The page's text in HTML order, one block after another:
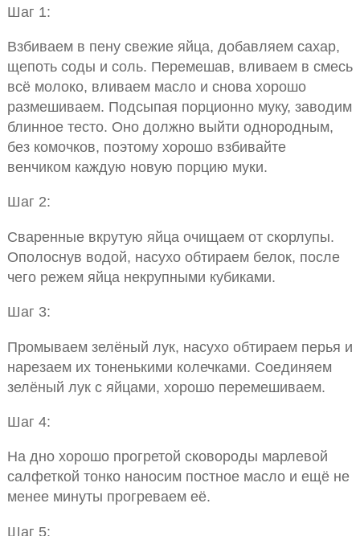
Шаг 1:
Взбиваем в пену свежие яйца, добавляем сахар,
щепоть соды и соль. Перемешав, вливаем в смесь
всё молоко, вливаем масло и снова хорошо
размешиваем. Подсыпая порционно муку, заводим
блинное тесто. Оно должно выйти однородным,
без комочков, поэтому хорошо взбивайте
венчиком каждую новую порцию муки.
Шаг 2:
Сваренные вкрутую яйца очищаем от скорлупы.
Ополоснув водой, насухо обтираем белок, после
чего режем яйца некрупными кубиками.
Шаг 3:
Промываем зелёный лук, насухо обтираем перья и
нарезаем их тоненькими колечками. Соединяем
зелёный лук с яйцами, хорошо перемешиваем.
Шаг 4:
На дно хорошо прогретой сковороды марлевой
салфеткой тонко наносим постное масло и ещё не
менее минуты прогреваем её.
Шаг 5: